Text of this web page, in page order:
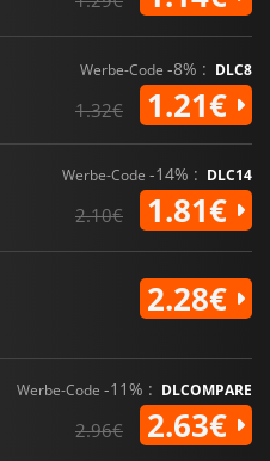
Werbe-Code -8% : DLC8
1.32€ 1.21€
Werbe-Code -14% : DLC14
2.10€ 1.81€
2.28€
Werbe-Code -11% : DLCOMPARE
2.96€ 2.63€